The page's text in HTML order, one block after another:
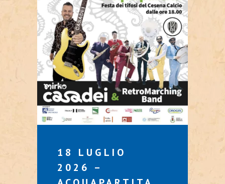
18 LUGLIO
2026 –